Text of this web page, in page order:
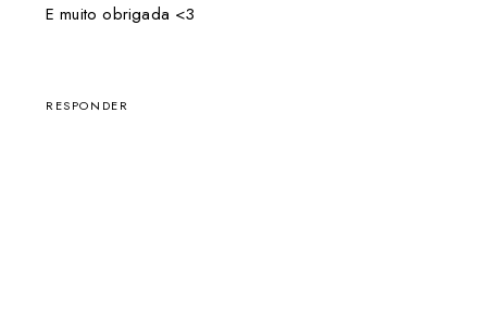
E muito obrigada <3
RESPONDER